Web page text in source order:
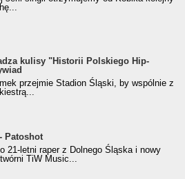
"Historii Polskiego Hip-
kulisy "Historii Polskiego Hip-
przejmie Stadion Śląski, by wspólnie z
Patoshot
21-letni raper z Dolnego Śląska i nowy
TiW Music...